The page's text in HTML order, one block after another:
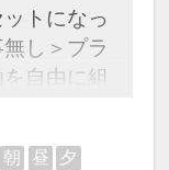
トになっ
し＞プラ
自由に組
もちろん
朝 昼 夕